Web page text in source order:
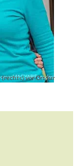
(rechts) vor Ort für